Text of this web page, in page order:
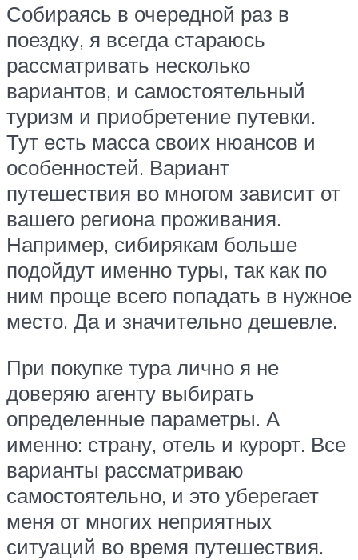
Собираясь в очередной раз в
поездку, я всегда стараюсь
рассматривать несколько
вариантов, и самостоятельный
туризм и приобретение путевки.
Тут есть масса своих нюансов и
особенностей. Вариант
путешествия во многом зависит от
вашего региона проживания.
Например, сибирякам больше
подойдут именно туры, так как по
ним проще всего попадать в нужное
место. Да и значительно дешевле.
При покупке тура лично я не
доверяю агенту выбирать
определенные параметры. А
именно: страну, отель и курорт. Все
варианты рассматриваю
самостоятельно, и это уберегает
меня от многих неприятных
ситуаций во время путешествия.